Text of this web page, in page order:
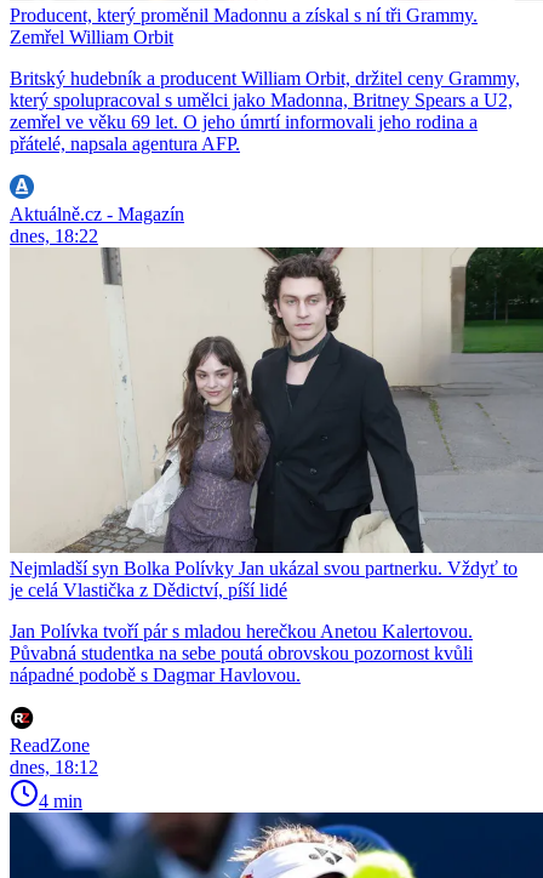
Producent, který proměnil Madonnu a získal s ní tři Grammy.
Zemřel William Orbit
Britský hudebník a producent William Orbit, držitel ceny Grammy,
který spolupracoval s umělci jako Madonna, Britney Spears a U2,
zemřel ve věku 69 let. O jeho úmrtí informovali jeho rodina a
přátelé, napsala agentura AFP.
Aktuálně.cz - Magazín
dnes, 18:22
Nejmladší syn Bolka Polívky Jan ukázal svou partnerku. Vždyť to
je celá Vlastička z Dědictví, píší lidé
Jan Polívka tvoří pár s mladou herečkou Anetou Kalertovou.
Půvabná studentka na sebe poutá obrovskou pozornost kvůli
nápadné podobě s Dagmar Havlovou.
ReadZone
dnes, 18:12
4 min